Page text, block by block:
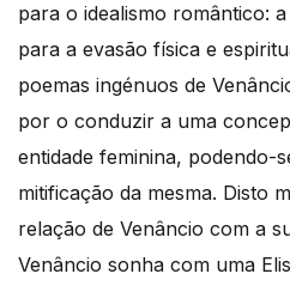
para o idealismo romântico:
para a evasão física e
poemas ingénuos de
por o conduzir a uma
entidade feminina, podendo-
mitificação da mesma. Disto
relação de Venâncio com a
Venâncio sonha com uma